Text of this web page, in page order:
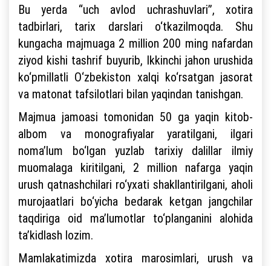
Bu yerda “uch avlod uchrashuvlari”, xotira
tadbirlari, tarix darslari o‘tkazilmoqda. Shu
kungacha majmuaga 2 million 200 ming nafardan
ziyod kishi tashrif buyurib, Ikkinchi jahon urushida
ko‘pmillatli O‘zbekiston xalqi ko‘rsatgan jasorat
va matonat tafsilotlari bilan yaqindan tanishgan.
Majmua jamoasi tomonidan 50 ga yaqin kitob-
albom va monografiyalar yaratilgani, ilgari
noma’lum bo‘lgan yuzlab tarixiy dalillar ilmiy
muomalaga kiritilgani, 2 million nafarga yaqin
urush qatnashchilari ro‘yxati shakllantirilgani, aholi
murojaatlari bo‘yicha bedarak ketgan jangchilar
taqdiriga oid ma’lumotlar to‘planganini alohida
ta’kidlash lozim.
Mamlakatimizda xotira marosimlari, urush va